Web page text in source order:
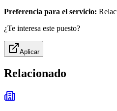
Preferencia para el servicio:
¿Te interesa este puesto?
Aplicar
Relacionado